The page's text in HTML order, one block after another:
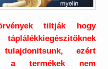
tiltják hogy
ezért
a termékek nem